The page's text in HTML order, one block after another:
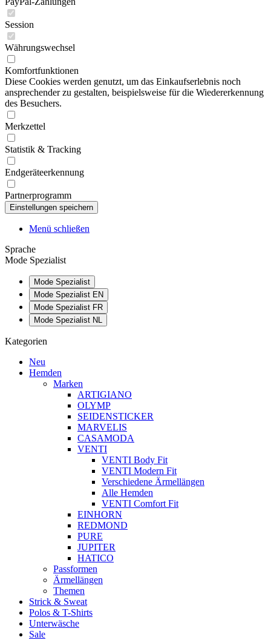
Session
Währungswechsel
Komfortfunktionen
Diese Cookies werden genutzt, um das Einkaufserlebnis noch
ansprechender zu gestalten, beispielsweise für die Wiedererkennung
des Besuchers.
Merkzettel
Statistik & Tracking
Endgeräteerkennung
Partnerprogramm
Menü schließen
Sprache
Mode Spezialist
Mode Spezialist
Mode Spezialist EN
Mode Spezialist FR
Mode Spezialist NL
Kategorien
Neu
Hemden
Marken
ARTIGIANO
OLYMP
SEIDENSTICKER
MARVELIS
CASAMODA
VENTI
VENTI Body Fit
VENTI Modern Fit
Verschiedene Ärmellängen
Alle Hemden
VENTI Comfort Fit
EINHORN
REDMOND
PURE
JUPITER
HATICO
Passformen
Ärmellängen
Themen
Strick & Sweat
Polos & T-Shirts
Unterwäsche
Sale